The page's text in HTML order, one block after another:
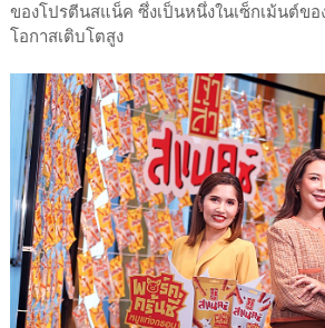
ของโปรตีนสแน็ค ซึ่งเป็นหนึ่งในเซ็กเม้นต์ข
โอกาสเติบโตสูง